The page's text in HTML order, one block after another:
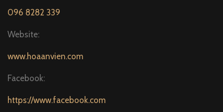
096 8282 339
Website:
www.hoaanvien.com
Facebook:
https://www.facebook.com